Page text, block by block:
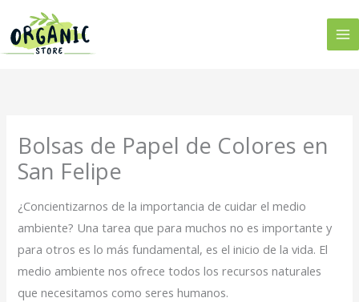
contenido
Bolsas de Papel de Colores en
San Felipe
¿Concientizarnos de la importancia de cuidar el medio
ambiente? Una tarea que para muchos no es importante y
para otros es lo más fundamental, es el inicio de la vida. El
medio ambiente nos ofrece todos los recursos naturales
que necesitamos como seres humanos.